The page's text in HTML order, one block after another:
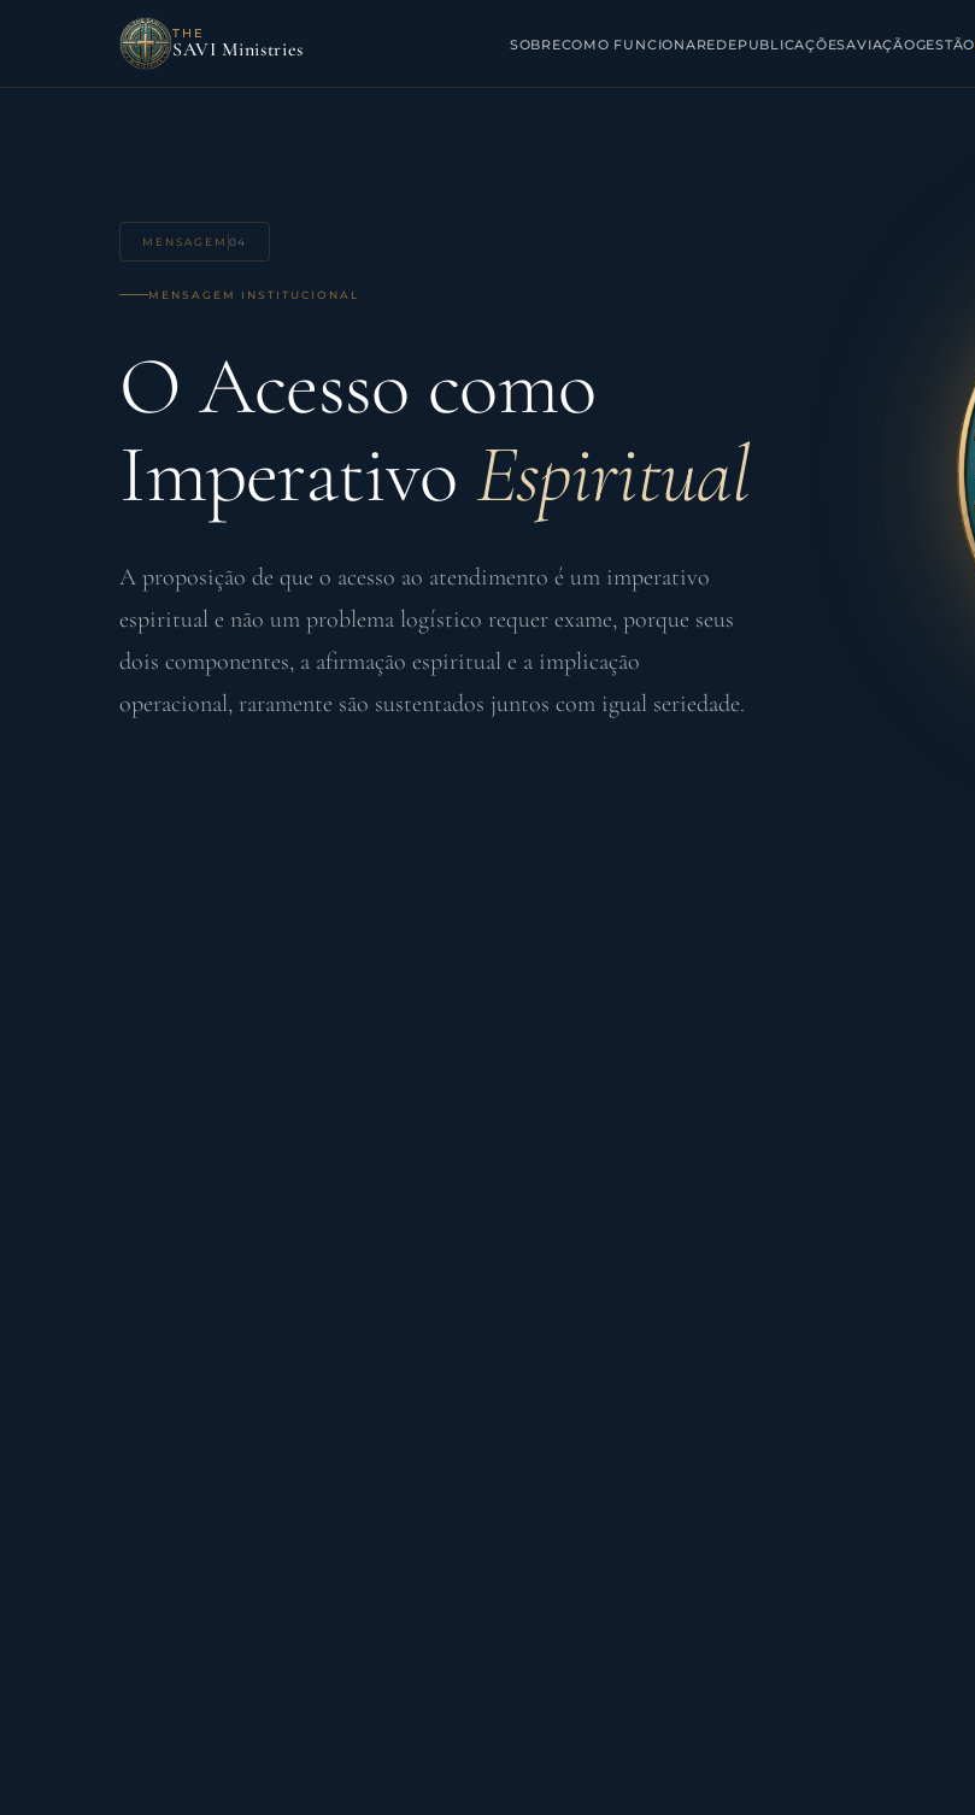
THE
SAVI Ministries SOBRECOMO FUNCIONAREDEPUBLICAÇÕESAVIAÇÃOGESTÃO
MENSAGEM 04
MENSAGEM INSTITUCIONAL
O Acesso como
Imperativo Espiritual
A proposição de que o acesso ao atendimento é um imperativo
espiritual e não um problema logístico requer exame, porque seus
dois componentes, a afirmação espiritual e a implicação
operacional, raramente são sustentados juntos com igual seriedade.